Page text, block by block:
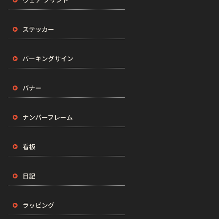
ステッカー
パーキングサイン
バナー
ナンバーフレーム
看板
日記
ラッピング